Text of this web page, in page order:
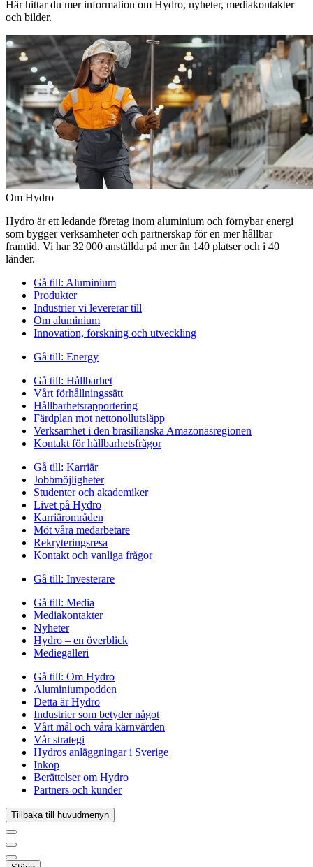
Här hittar du mer information om Hydro, nyheter, mediakontakter
och bilder.
Om Hydro
Hydro är ett ledande företag inom aluminium och förnybar energi
som bygger verksamheter och partnerskap för en mer hållbar
framtid. Vi har 32 000 anställda på mer än 140 platser och i 40
länder.
Gå till: Aluminium
Produkter
Industrier vi levererar till
Om aluminium
Innovation, forskning och utveckling
Gå till: Energy
Gå till: Hållbarhet
Vårt förhållningssätt
Hållbarhetsrapportering
Färdplan mot nettonollutsläpp
Verksamhet i den brasilianska Amazonasregionen
Kontakt för hållbarhetsfrågor
Gå till: Karriär
Jobbmöjligheter
Studenter och akademiker
Livet på Hydro
Karriärområden
Möt våra medarbetare
Rekryteringsresa
Kontakt och vanliga frågor
Gå till: Investerare
Gå till: Media
Mediakontakter
Nyheter
Hydro – en överblick
Mediegalleri
Gå till: Om Hydro
Aluminiumpodden
Detta är Hydro
Industrier som betyder något
Vårt mål och våra kärnvärden
Vår strategi
Hydros anläggningar i Sverige
Inköp
Berättelser om Hydro
Partners och kunder
Tillbaka till huvudmenyn